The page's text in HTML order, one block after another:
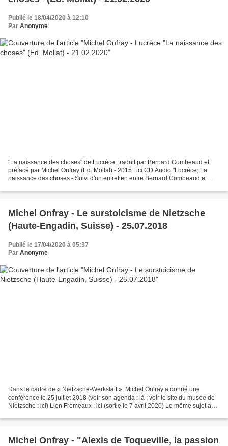
Publié le 18/04/2020 à 12:10
Par Anonyme
"La naissance des choses" de Lucrèce, traduit par Bernard Combeaud et
préfacé par Michel Onfray (Ed. Mollat) - 2015 : ici CD Audio "Lucrèce, La
naissance des choses - Suivi d'un entretien entre Bernard Combeaud et
Michel Onfray - Le surstoicisme de Nietzsche
(Haute-Engadin, Suisse) - 25.07.2018
Publié le 17/04/2020 à 05:37
Par Anonyme
Dans le cadre de « Nietzsche-Werkstatt », Michel Onfray a donné une
conférence le 25 juillet 2018 (voir son agenda : là ; voir le site du musée de
Nietzsche : ici) Lien Frémeaux : ici (sortie le 7 avril 2020) Le même sujet a
Michel Onfray - "Alexis de Toqueville, la passion